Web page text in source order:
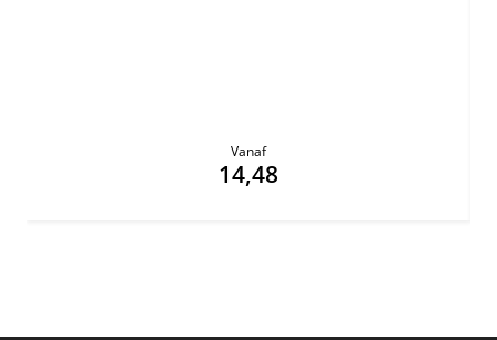
Vanaf
14,48